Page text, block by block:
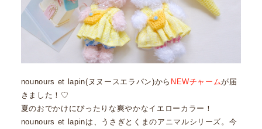
nounours et lapin(ヌヌースエラパン)から NEWチャームが届
きました！♡
夏のおでかけにぴったりな爽やかなイエローカラー！
nounours et lapinは、うさぎとくまのアニマルシリーズ。今